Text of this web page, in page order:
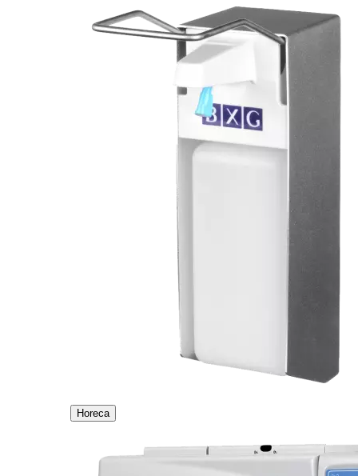
Horeca